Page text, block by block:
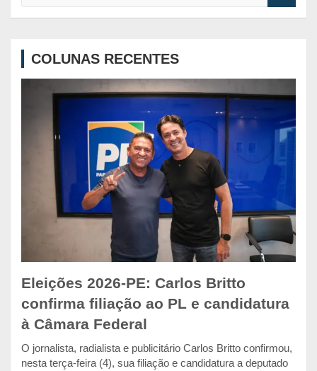
COLUNAS RECENTES
Eleições 2026-PE: Carlos Britto
confirma filiação ao PL e candidatura
à Câmara Federal
O jornalista, radialista e publicitário Carlos Britto confirmou,
nesta terça-feira (4), sua filiação e candidatura a deputado